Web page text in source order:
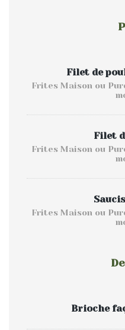
Filet de
Frites Maison ou
Filet
Frites Maison ou
Frites Maison ou
Brioche